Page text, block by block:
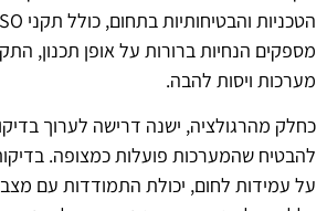
מספקים הנחיות ברורות על אופן תכנון,
מערכות ויסות להבה.
כחלק מהרגולציה, ישנה דרישה לערוך
להבטיח שהמערכות פועלות כמצופה.
על עמידות לחום, יכולת התמודדות עם